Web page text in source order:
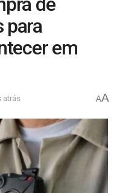
para
em
atrás AA